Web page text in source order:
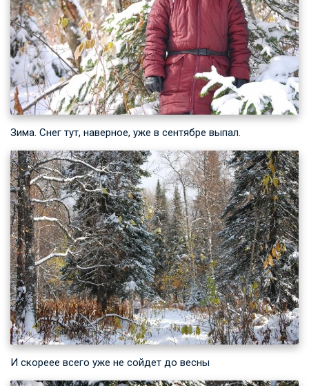
Зима. Снег тут, наверное, уже в сентябре выпал.
И скореее всего уже не сойдет до весны